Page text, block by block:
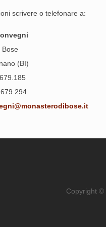
scrivere o telefonare a:
Bose
(BI)
Copyright ©